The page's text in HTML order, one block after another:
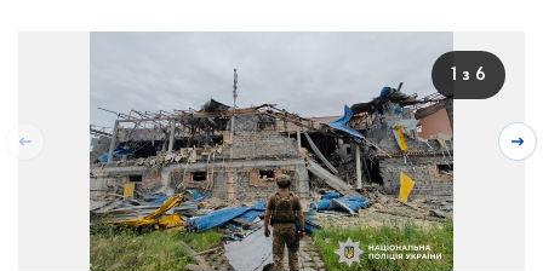
1 з 6